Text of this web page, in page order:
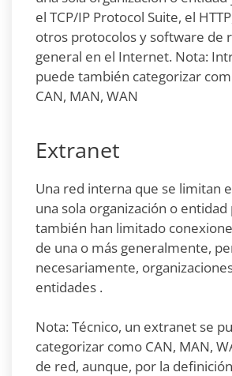
el TCP/IP Protocol Suite, el
otros protocolos y software de
general en el Internet. Nota:
puede también categorizar
CAN, MAN, WAN
Extranet
Una red interna que se limitan
una sola organización o
también han limitado
de una o más generalmente,
necesariamente,
entidades .
Nota: Técnico, un extranet se
categorizar como CAN, MAN,
de red, aunque, por la